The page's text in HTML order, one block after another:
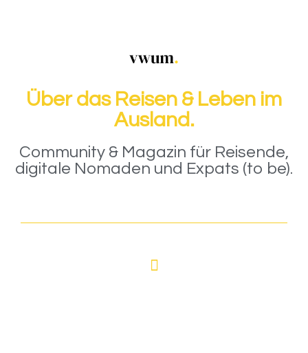
Über das Reisen & Leben im
Ausland.
Community & Magazin für Reisende,
digitale Nomaden und Expats (to be).